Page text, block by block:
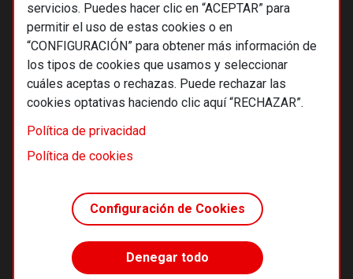
servicios. Puedes hacer clic en “ACEPTAR” para
permitir el uso de estas cookies o en
“CONFIGURACIÓN” para obtener más información de
los tipos de cookies que usamos y seleccionar
cuáles aceptas o rechazas. Puede rechazar las
cookies optativas haciendo clic aquí “RECHAZAR”.
Política de privacidad
Política de cookies
Configuración de Cookies
Denegar todo
© 2026 Alternativas económicas SCCL
Footer
Términos y condiciones de uso
Política de cookies
Principios editoriales